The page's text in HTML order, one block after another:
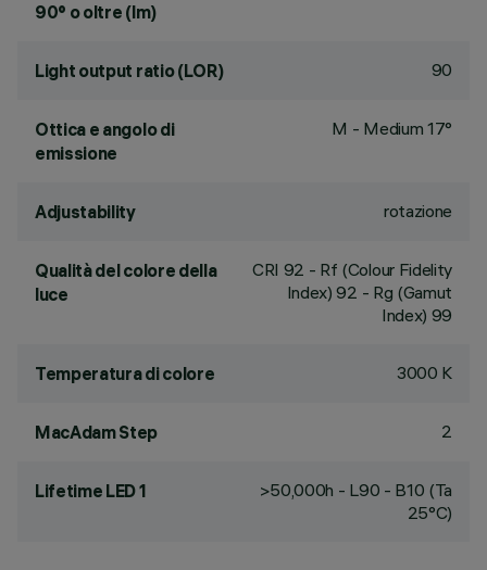
90° o oltre (lm)
Light output ratio (LOR) 90
Ottica e angolo di
emissione
M - Medium 17°
Adjustability rotazione
Qualità del colore della
luce
CRI 92 - Rf (Colour Fidelity
Index) 92 - Rg (Gamut
Index) 99
Temperatura di colore 3000 K
MacAdam Step 2
Lifetime LED 1
>50,000h - L90 - B10 (Ta
25°C)